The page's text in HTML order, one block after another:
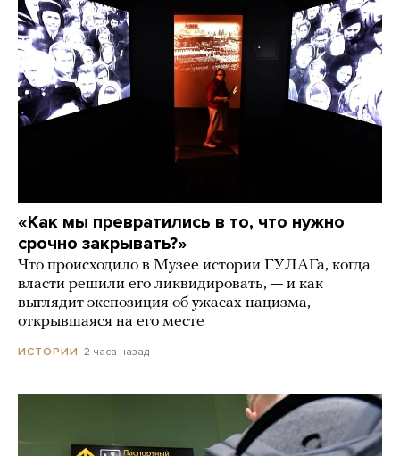
«Как мы превратились в то, что нужно
срочно закрывать?»
Что происходило в Музее истории ГУЛАГа, когда
власти решили его ликвидировать, — и как
выглядит экспозиция об ужасах нацизма,
открывшаяся на его месте
ИСТОРИИ 2 часа назад